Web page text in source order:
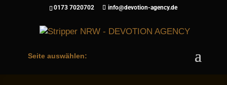
0173 7020702 info@devotion-agency.de
Seite auswählen: